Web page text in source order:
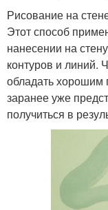
Рисование на
Этот способ
нанесении на
контуров и линий.
обладать хорошим
заранее уже
получиться в